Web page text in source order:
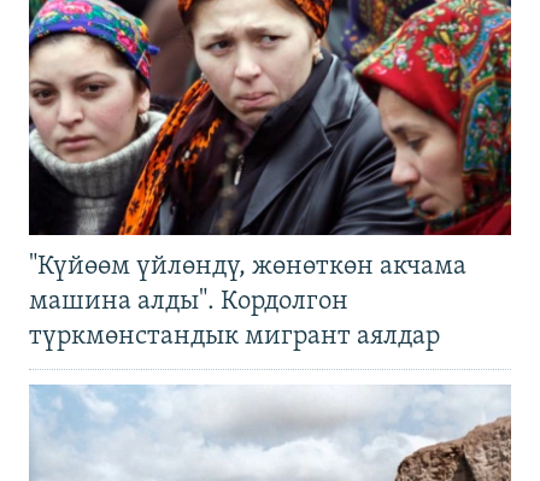
"Күйөөм үйлөндү, жөнөткөн акчама
машина алды". Кордолгон
түркмөнстандык мигрант аялдар